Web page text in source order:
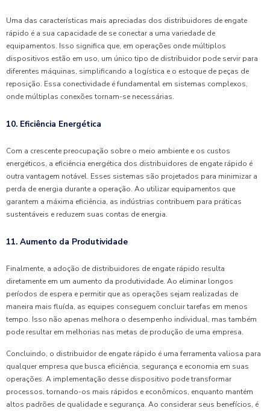
Uma das características mais apreciadas dos distribuidores de engate
rápido é a sua capacidade de se conectar a uma variedade de
equipamentos. Isso significa que, em operações onde múltiplos
dispositivos estão em uso, um único tipo de distribuidor pode servir para
diferentes máquinas, simplificando a logística e o estoque de peças de
reposição. Essa conectividade é fundamental em sistemas complexos,
onde múltiplas conexões tornam-se necessárias.
10. Eficiência Energética
Com a crescente preocupação sobre o meio ambiente e os custos
energéticos, a eficiência energética dos distribuidores de engate rápido é
outra vantagem notável. Esses sistemas são projetados para minimizar a
perda de energia durante a operação. Ao utilizar equipamentos que
garantem a máxima eficiência, as indústrias contribuem para práticas
sustentáveis e reduzem suas contas de energia.
11. Aumento da Produtividade
Finalmente, a adoção de distribuidores de engate rápido resulta
diretamente em um aumento da produtividade. Ao eliminar longos
períodos de espera e permitir que as operações sejam realizadas de
maneira mais fluída, as equipes conseguem concluir tarefas em menos
tempo. Isso não apenas melhora o desempenho individual, mas também
pode resultar em melhorias nas metas de produção de uma empresa.
Concluindo, o distribuidor de engate rápido é uma ferramenta valiosa para
qualquer empresa que busca eficiência, segurança e economia em suas
operações. A implementação desse dispositivo pode transformar
processos, tornando-os mais rápidos e econômicos, enquanto mantém
altos padrões de qualidade e segurança. Ao considerar seus benefícios, é